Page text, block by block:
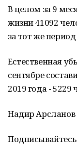
В целом за 9
жизни 41092
за тот же
Естественная
сентябре
2019 года - 5229
Надир Арсланов